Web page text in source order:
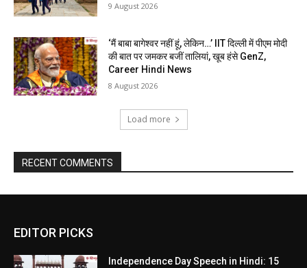
9 August 2026
‘मैं बाबा बागेश्वर नहीं हूं, लेकिन…’ IIT दिल्ली में पीएम मोदी
की बात पर जमकर बजीं तालियां, खूब हंसे GenZ,
Career Hindi News
8 August 2026
Load more
RECENT COMMENTS
EDITOR PICKS
Independence Day Speech in Hindi: 15